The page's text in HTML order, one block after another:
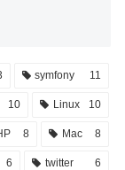
symfony 11
10 Linux 10
8 Mac 8
6 twitter 6